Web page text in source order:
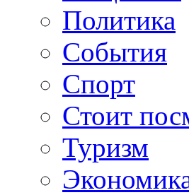
Политика
События
Спорт
Стоит
Туризм